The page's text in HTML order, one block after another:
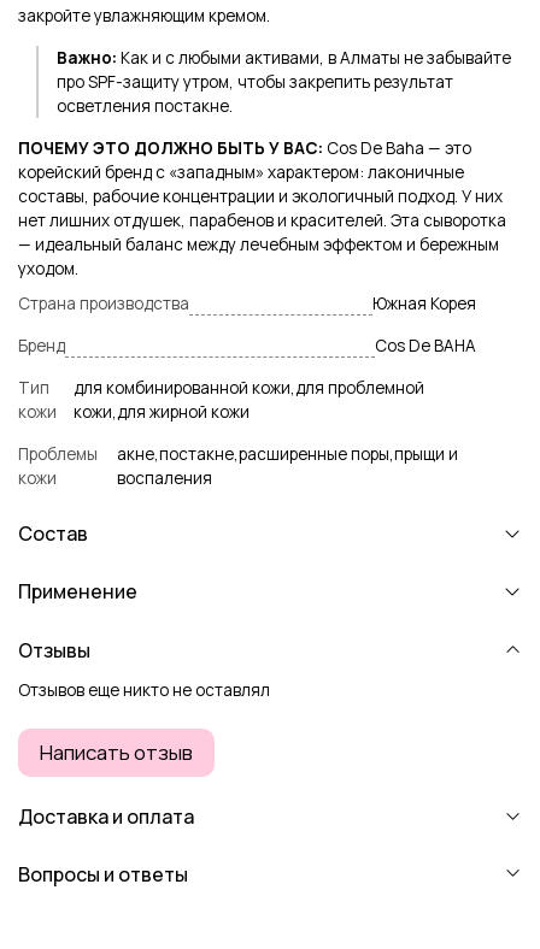
закройте увлажняющим кремом.
Важно: Как и с любыми активами, в Алматы не забывайте
про SPF-защиту утром, чтобы закрепить результат
осветления постакне.
ПОЧЕМУ ЭТО ДОЛЖНО БЫТЬ У ВАС: Cos De Baha — это
корейский бренд с «западным» характером: лаконичные
составы, рабочие концентрации и экологичный подход. У них
нет лишних отдушек, парабенов и красителей. Эта сыворотка
— идеальный баланс между лечебным эффектом и бережным
уходом.
Страна производства
Южная Корея
Бренд
Cos De BAHA
Тип
кожи
для комбинированной кожи,для проблемной
кожи,для жирной кожи
Проблемы
кожи
акне,постакне,расширенные поры,прыщи и
воспаления
Состав
Применение
Отзывы
Отзывов еще никто не оставлял
Написать отзыв
Доставка и оплата
Вопросы и ответы